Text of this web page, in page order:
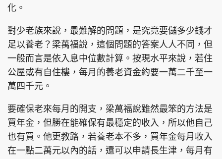
化。
對少老族來說，最難解的問題，是究竟要儲多少錢才
足以養老？梁萬福說，這個問題的答案人人不同，但
一般而言是依入息中位數計算。按現水平來說，若住
公屋或有自住樓，每月的養老資金約要一萬二千至一
萬四千元。
要確保老來每月的開支，梁萬福說雖然最笨的方法是
買年金，但勝在能確保有最穩定的收入，所以他自己
也有買。他更教路，若養老本不多，買年金每月收入
在一點二萬元以內的話，還可以申請長生津，每月有